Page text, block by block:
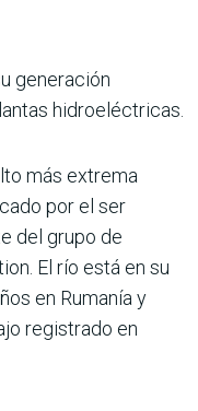
generación
hidroeléctricas.
más extrema
por el ser
del grupo de
El río está en su
en Rumanía y
registrado en